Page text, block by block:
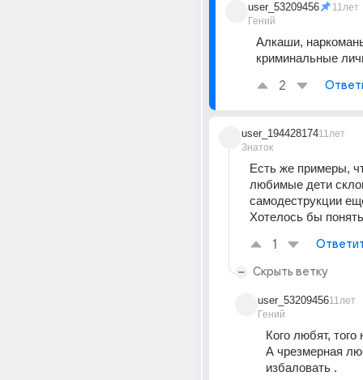
user_53209456
Гений
11лет
Алкаши,
криминальные
2
user_194428174
Знаток
11лет
Есть же примеры,
любимые дети
самодеструкции
Хотелось бы
1
Скрыть ветку
user_53209456
Гений
11лет
Кого любят,
А чрезмерная
избаловать .